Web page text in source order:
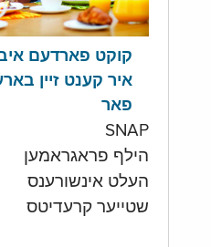
קוקט פארדעם
איר קענט זיין
פאר
SNAP
הילף פראגראמען
העלט אינשורענס
שטייער קרעדיטס